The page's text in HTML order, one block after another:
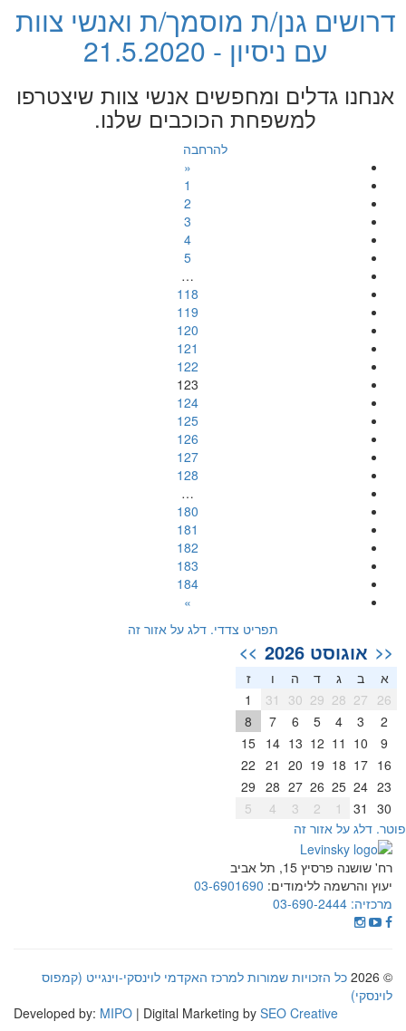
דרושים גנן/ת מוסמך/ת ואנשי צוות
עם ניסיון - 21.5.2020
אנחנו גדלים ומחפשים אנשי צוות שיצטרפו
למשפחת הכוכבים שלנו.
להרחבה
«
1
2
3
4
5
…
118
119
120
121
122
123
124
125
126
127
128
…
180
181
182
183
184
»
תפריט צדדי. דלג על אזור זה
<< אוגוסט 2026 >>
א ב ג ד ה
ז
26
27
28
29
30
31
2
3
4
5
6
7
8
9
10
11
12
13
14
15
16
17
18
19
20
21
22
23
24
25
26
27
28
29
30
31
2
3
4
5
דלג על אזור זה
רח' שושנה פרסיץ 15, תל אביב
יעוץ והרשמה ללימודים: 03-6901690
מרכזיה: 03-690-2444
© 2026
כל הזכויות שמורות למרכז האקדמי לוינסקי-וינגייט (קמפוס
לוינסקי)
Developed by:MIPO | Digital Marketing bySEO Creative